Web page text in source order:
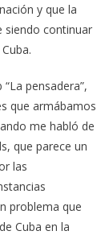
y que la
siendo continuar
pensadera”,
que armábamos
me habló de
que parece un
las
problema que
Cuba en la